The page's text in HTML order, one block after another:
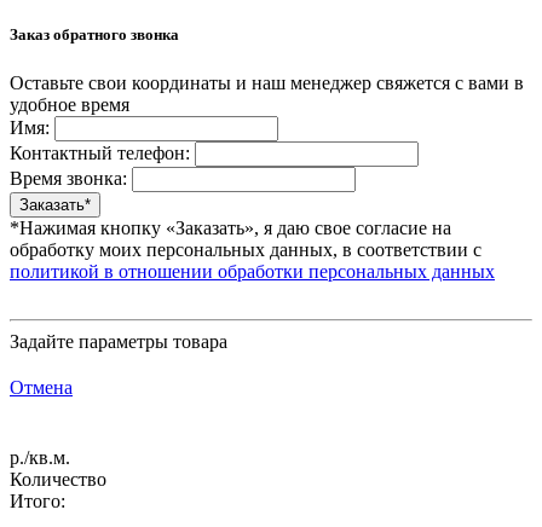
Заказ обратного звонка
Оставьте свои координаты и наш менеджер свяжется с вами в
удобное время
Имя:
Контактный телефон:
Время звонка:
*Нажимая кнопку «Заказать», я даю свое согласие на
обработку моих персональных данных, в соответствии с
политикой в отношении обработки персональных данных
Задайте параметры товара
Отмена
р./кв.м.
Количество
Итого: